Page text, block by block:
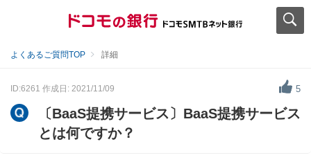
よくあるご質問TOP 詳細
ID:6261 作成日: 2021/11/09 5
〔BaaS提携サービス〕BaaS提携サービス
とは何ですか？